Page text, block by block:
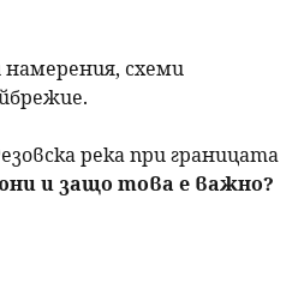
схеми
река при границата
и защо това е важно?